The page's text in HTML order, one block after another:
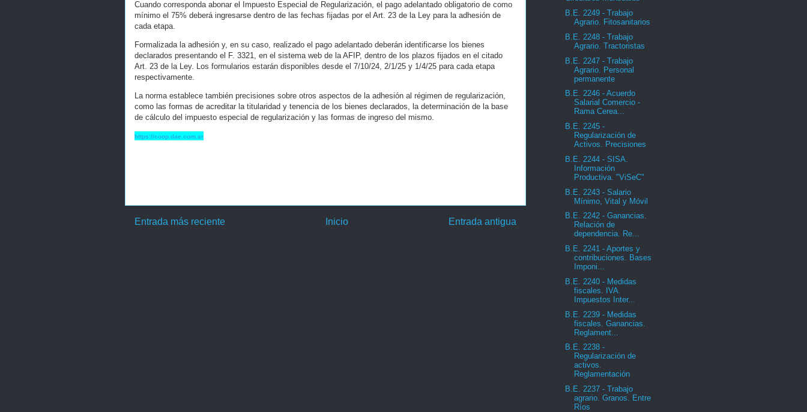
Cuando corresponda abonar el Impuesto Especial de Regularización, el pago adelantado obligatorio de como
mínimo el 75% deberá ingresarse dentro de las fechas fijadas por el Art. 23 de la Ley para la adhesión de
cada etapa.
Formalizada la adhesión y, en su caso, realizado el pago adelantado deberán identificarse los bienes
declarados presentando el F. 3321, en el sistema web de la AFIP, dentro de los plazos fijados en el citado
Art. 23 de la Ley. Los formularios estarán disponibles desde el 7/10/24, 2/1/25 y 1/4/25 para cada etapa
respectivamente.
La norma establece también precisiones sobre otros aspectos de la adhesión al régimen de regularización,
como las formas de acreditar la titularidad y tenencia de los bienes declarados, la determinación de la base
de cálculo del impuesto especial de regularización y las formas de ingreso del mismo.
https://coop.dae.com.ar
Entrada más reciente Entrada antigua
Inicio
B.E. 2249 - Trabajo
Agrario. Fitosanitarios
B.E. 2248 - Trabajo
Agrario. Tractoristas
B.E. 2247 - Trabajo
Agrario. Personal
permanente
B.E. 2246 - Acuerdo
Salarial Comercio -
Rama Cerea...
B.E. 2245 -
Regularización de
Activos. Precisiones
B.E. 2244 - SISA.
Información
Productiva. "ViSeC"
B.E. 2243 - Salario
Mínimo, Vital y Móvil
B.E. 2242 - Ganancias.
Relación de
dependencia. Re...
B.E. 2241 - Aportes y
contribuciones. Bases
Imponi...
B.E. 2240 - Medidas
fiscales. IVA.
Impuestos Inter...
B.E. 2239 - Medidas
fiscales. Ganancias.
Reglament...
B.E. 2238 -
Regularización de
activos.
Reglamentación
B.E. 2237 - Trabajo
agrario. Granos. Entre
Ríos